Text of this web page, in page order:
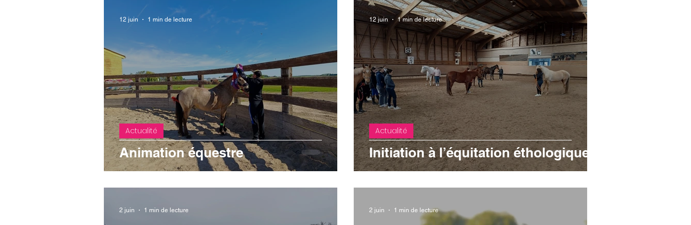
Offres d'emploi
Animation équestre
Actualité
12 juin 1 min de lecture
Initiation à l’équitation éthologique
Actualité
12 juin 1 min de lecture
2 juin 1 min de lecture 2 juin 1 min de lecture